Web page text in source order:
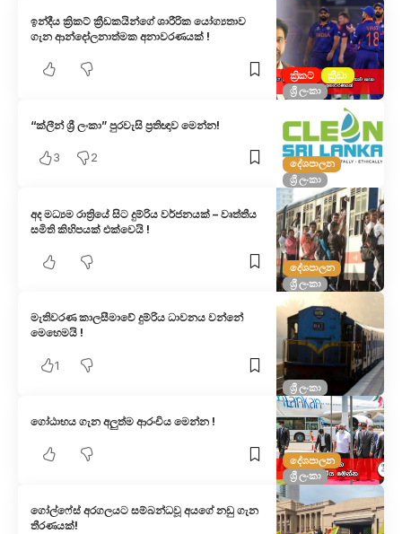
ක්‍රිකට්
ක්‍රීඩා
ශ්‍රී ලංකා
ඉන්දීය ක්‍රිකට් ක්‍රීඩකයින්ගේ ශාරීරික යෝග්‍යතාව
ගැන ආන්දෝලනාත්මක අනාවරණයක් !
දේශපාලන
ශ්‍රී ලංකා
“ක්ලීන් ශ්‍රී ලංකා” පුරවැසි ප්‍රතිඥාව මෙන්න!
3 2
දේශපාලන
ශ්‍රී ලංකා
අද මධ්‍යම රාත්‍රියේ සිට දුම්රිය වර්ජනයක් – වෘත්තීය
සමිති කිහිපයක් එක්වෙයි !
ශ්‍රී ලංකා
මැතිවරණ කාලසීමාවේ දුම්රිය ධාවනය වන්නේ
මෙහෙමයි !
1
දේශපාලන
ශ්‍රී ලංකා
ගෝඨාභය ගැන අලුත්ම ආරංචිය මෙන්න !
ගෝල්ෆේස් අරගලයට සම්බන්ධවූ අයගේ නඩු ගැන
තීරණයක්!